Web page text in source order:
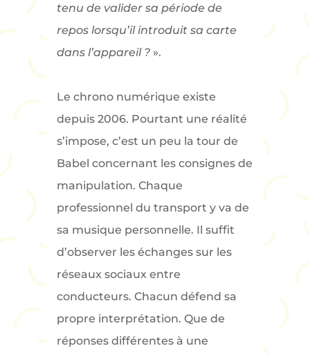
tenu de valider sa période de
repos lorsqu’il introduit sa carte
dans l’appareil ? ».
Le chrono numérique existe
depuis 2006. Pourtant une réalité
s’impose, c’est un peu la tour de
Babel concernant les consignes de
manipulation. Chaque
professionnel du transport y va de
sa musique personnelle. Il suffit
d’observer les échanges sur les
réseaux sociaux entre
conducteurs. Chacun défend sa
propre interprétation. Que de
réponses différentes à une